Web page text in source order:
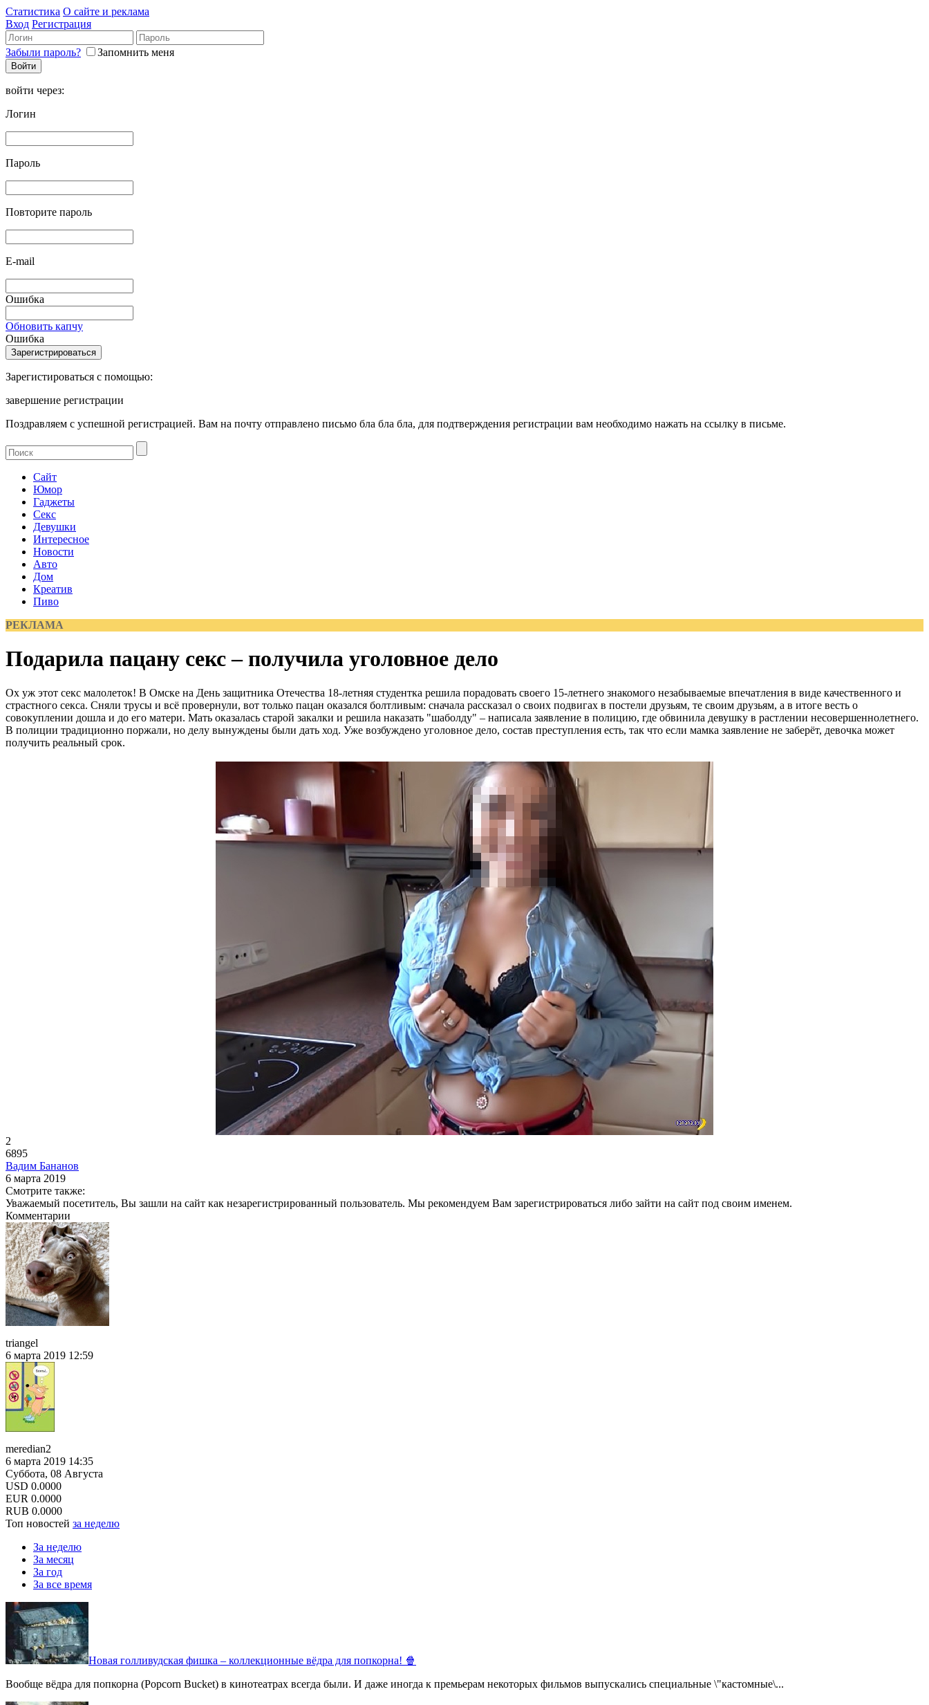
Статистика О сайте и реклама
Вход Регистрация
Забыли пароль? Запомнить меня
войти через:
Логин
Пароль
Повторите пароль
E-mail
Ошибка
Обновить капчу
Ошибка
Зарегистироваться с помощью:
завершение регистрации
Поздравляем с успешной регистрацией. Вам на почту отправлено письмо бла бла бла, для подтверждения регистрации вам необходимо нажать на ссылку в письме.
Сайт
Юмор
Гаджеты
Секс
Девушки
Интересное
Новости
Авто
Дом
Креатив
Пиво
РЕКЛАМА
Подарила пацану секс – получила уголовное дело
Ох уж этот секс малолеток! В Омске на День защитника Отечества 18-летняя студентка решила порадовать своего 15-летнего знакомого незабываемые впечатления в виде качественного и
страстного секса. Сняли трусы и всё провернули, вот только пацан оказался болтливым: сначала рассказал о своих подвигах в постели друзьям, те своим друзьям, а в итоге весть о
совокуплении дошла и до его матери. Мать оказалась старой закалки и решила наказать "шаболду" – написала заявление в полицию, где обвинила девушку в растлении несовершеннолетнего.
В полиции традиционно поржали, но делу вынуждены были дать ход. Уже возбуждено уголовное дело, состав преступления есть, так что если мамка заявление не заберёт, девочка может
получить реальный срок.
2
6895
Вадим Бананов
6 марта 2019
Смотрите также:
Уважаемый посетитель, Вы зашли на сайт как незарегистрированный пользователь. Мы рекомендуем Вам зарегистрироваться либо зайти на сайт под своим именем.
Комментарии
triangel
6 марта 2019 12:59
meredian2
6 марта 2019 14:35
Суббота, 08 Августа
USD 0.0000
EUR 0.0000
RUB 0.0000
Топ новостей за неделю
За неделю
За месяц
За год
За все время
Новая голливудская фишка – коллекционные вёдра для попкорна! 🍿
Вообще вёдра для попкорна (Popcorn Bucket) в кинотеатрах всегда были. И даже иногда к премьерам некоторых фильмов выпускались специальные \"кастомные\...